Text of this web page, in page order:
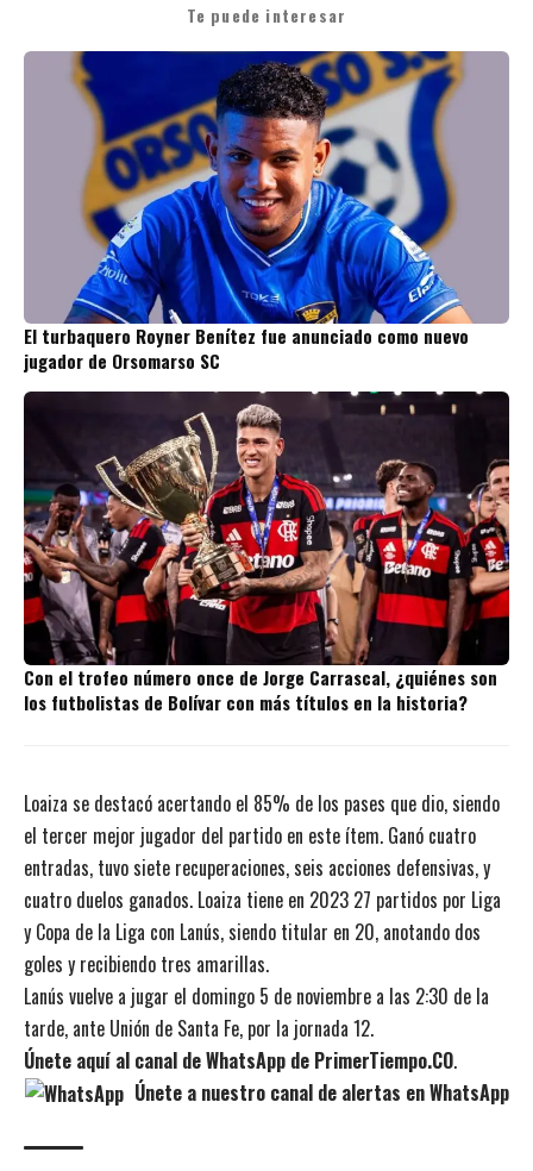
Te puede interesar
El turbaquero Royner Benítez fue anunciado como nuevo
jugador de Orsomarso SC
Con el trofeo número once de Jorge Carrascal, ¿quiénes son
los futbolistas de Bolívar con más títulos en la historia?
Loaiza se destacó acertando el 85% de los pases que dio, siendo
el tercer mejor jugador del partido en este ítem. Ganó cuatro
entradas, tuvo siete recuperaciones, seis acciones defensivas, y
cuatro duelos ganados. Loaiza tiene en 2023 27 partidos por Liga
y Copa de la Liga con Lanús, siendo titular en 20, anotando dos
goles y recibiendo tres amarillas.
Lanús vuelve a jugar el domingo 5 de noviembre a las 2:30 de la
tarde, ante Unión de Santa Fe, por la jornada 12.
Únete aquí al canal de WhatsApp de PrimerTiempo.CO.
Únete a nuestro canal de alertas en WhatsApp